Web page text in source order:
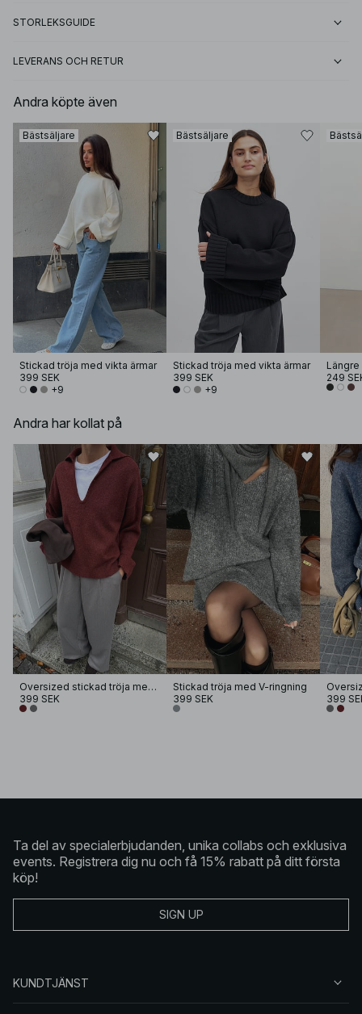
STORLEKSGUIDE
LEVERANS OCH RETUR
Andra köpte även
Bästsäljare
Stickad tröja med vikta ärmar
399 SEK
+9
Bästsäljare
Stickad tröja med vikta ärmar
399 SEK
+9
249
Andra har kollat på
Oversized stickad tröja med krage
399 SEK
Stickad tröja med V-ringning
399 SEK
399
Ta del av specialerbjudanden, unika collabs och exklusiva
events. Registrera dig nu och få 15% rabatt på ditt första
köp!
SIGN UP
KUNDTJÄNST